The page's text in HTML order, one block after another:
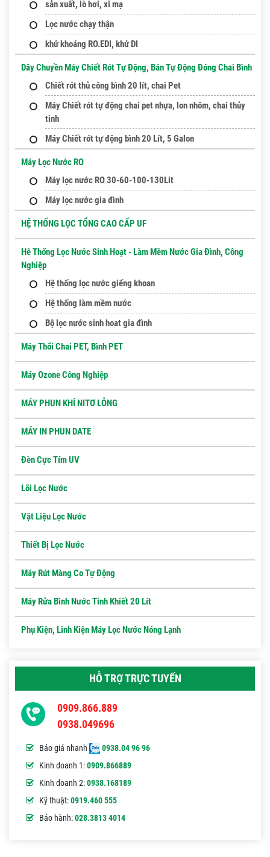
sản xuất, lò hơi, xi mạ
Lọc nước chạy thận
khử khoáng RO.EDI, khử DI
Dây Chuyền Máy Chiết Rót Tự Động, Bán Tự Động Đóng Chai Bình
Chiết rót thủ công bình 20 lít, chai Pet
Máy Chiết rót tự động chai pet nhựa, lon nhôm, chai thủy
tinh
Máy Chiết rót tự động bình 20 Lít, 5 Galon
Máy Lọc Nước RO
Máy lọc nước RO 30-60-100-130Lit
Máy lọc nước gia đình
HỆ THỐNG LỌC TỔNG CAO CẤP UF
Hê Thống Lọc Nước Sinh Hoạt - Làm Mềm Nước Gia Đình, Công
Nghiệp
Hệ thống lọc nước giếng khoan
Hệ thống làm mềm nước
Bộ lọc nước sinh hoat gia đình
Máy Thổi Chai PET, Bình PET
Máy Ozone Công Nghiệp
MÁY PHUN KHÍ NITƠ LỎNG
MÁY IN PHUN DATE
Đèn Cực Tím UV
Lõi Lọc Nước
Vật Liệu Lọc Nước
Thiết Bị Lọc Nước
Máy Rút Màng Co Tự Động
Máy Rửa Bình Nước Tinh Khiết 20 Lít
Phụ Kiện, Linh Kiện Máy Lọc Nước Nóng Lạnh
HỖ TRỢ TRỰC TUYẾN
0909.866.889
0938.049696
Báo giá nhanh
0938.04 96 96
Kinh doanh 1:0909.866889
Kinh doanh 2:0938.168189
Kỹ thuật:0919.460 555
Bảo hành:028.3813 4014